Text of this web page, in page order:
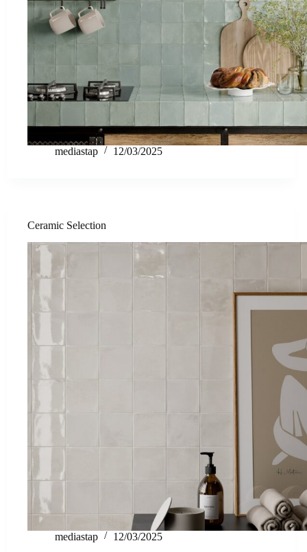
mediastap 12/03/2025
Ceramic Selection
mediastap 12/03/2025